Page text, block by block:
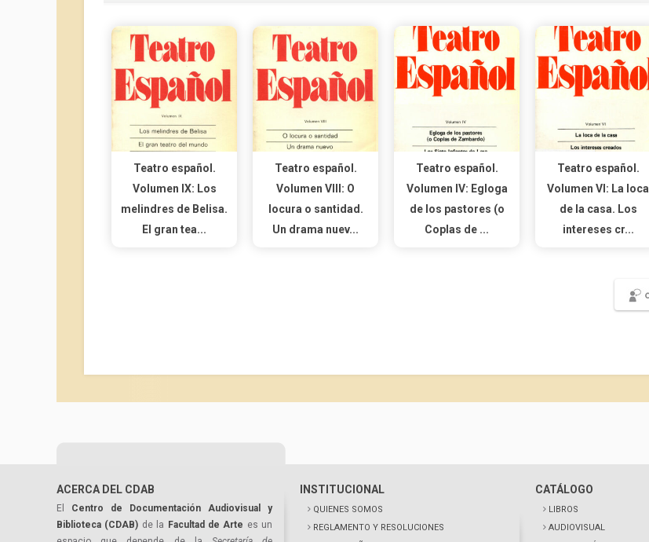
Teatro español.
Volumen IX: Los
melindres de Belisa.
El gran tea...
Teatro español.
Volumen VIII: O
locura o santidad.
Un drama nuev...
Teatro español.
Volumen IV: Egloga
de los pastores (o
Coplas de ...
Teatro español.
Volumen VI: La loca
de la casa. Los
intereses cr...
ACERCA DEL CDAB
El Centro de Documentación Audiovisual y
Biblioteca (CDAB) de la Facultad de Arte es un
INSTITUCIONAL
QUIENES SOMOS
REGLAMENTO Y RESOLUCIONES
CATÁLOGO
LIBROS
AUDIOVISUAL